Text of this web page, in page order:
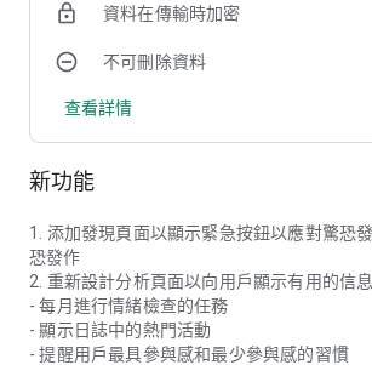
針對性的ASMR音樂
職、鼓勵的耳語、長笛及鋼琴等,帶您沉浸在
跟蹤進度
能了解自己對管理情緒的改進。我們提供不
通過Panic Killer的心靈工具，您將掌握應對
思考,並一步一步掌控焦慮。立即下載，一起
難。
隱私權與使用條款: https://
資料在傳輸時加密
不可刪除資料
查看詳情
新功能
1. 添加發現頁面以顯示緊急按鈕以應對驚恐
恐發作
2. 重新設計分析頁面以向用戶顯示有用的信息
- 每月進行情緒檢查的任務
- 顯示日誌中的熱門活動
- 提醒用戶最具參與感和最少參與感的習慣